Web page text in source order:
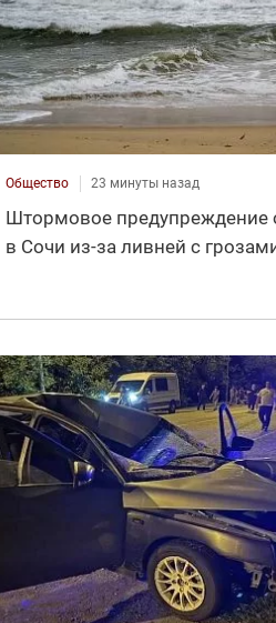
Общество 23 минуты назад
Штормовое предупреждение
в Сочи из-за ливней с